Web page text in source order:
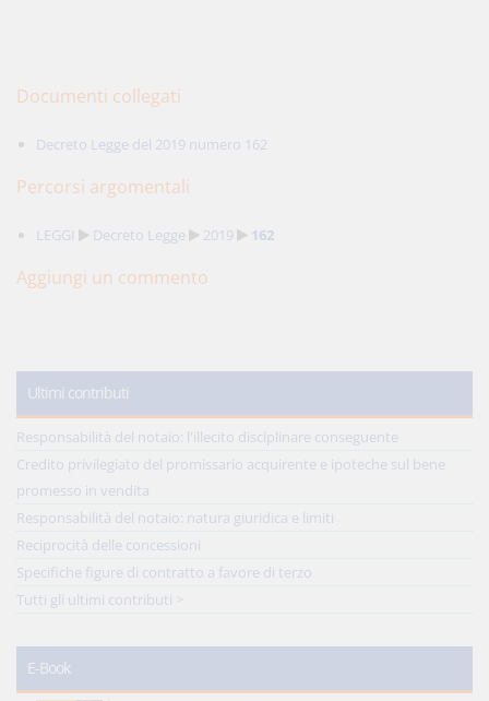
Documenti collegati
Decreto Legge del 2019 numero 162
Percorsi argomentali
LEGGI Decreto Legge 2019 162
Aggiungi un commento
Ultimi contributi
Responsabilità del notaio: l'illecito disciplinare conseguente
Credito privilegiato del promissario acquirente e ipoteche sul bene
promesso in vendita
Responsabilità del notaio: natura giuridica e limiti
Reciprocità delle concessioni
Specifiche figure di contratto a favore di terzo
Tutti gli ultimi contributi >
E-Book